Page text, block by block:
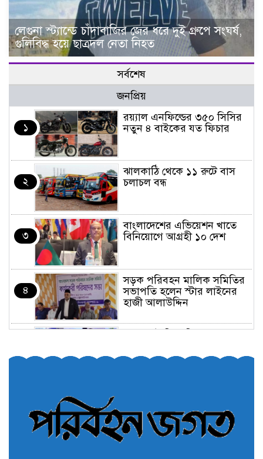
লেগুনা স্ট্যান্ডে চাঁদাবাজির জের ধরে দুই গ্রুপে সংঘর্ষ,
গুলিবিদ্ধ হয়ে ছাত্রদল নেতা নিহত
সর্বশেষ
জনপ্রিয়
১
র‌য়্যাল এনফিল্ডের ৩৫০ সিসির
নতুন ৪ বাইকের যত ফিচার
২
ঝালকাঠি থেকে ১১ রুটে বাস
চলাচল বন্ধ
৩
বাংলাদেশের এভিয়েশন খাতে
বিনিয়োগে আগ্রহী ১০ দেশ
৪
সড়ক পরিবহন মালিক সমিতির
সভাপতি হলেন স্টার লাইনের
হাজী আলাউদ্দিন
অনির্দিষ্টকালের জন্য বাংলাদেশে